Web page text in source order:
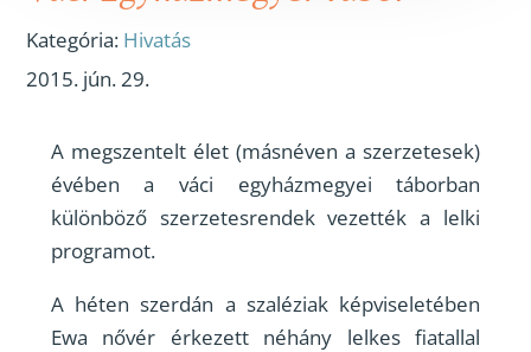
Kategória: Hivatás
2015. jún. 29.
A megszentelt élet (másnéven a szerzetesek)
évében a váci egyházmegyei táborban
különböző szerzetesrendek vezették a lelki
programot.
A héten szerdán a szaléziak képviseletében
Ewa nővér érkezett néhány lelkes fiatallal